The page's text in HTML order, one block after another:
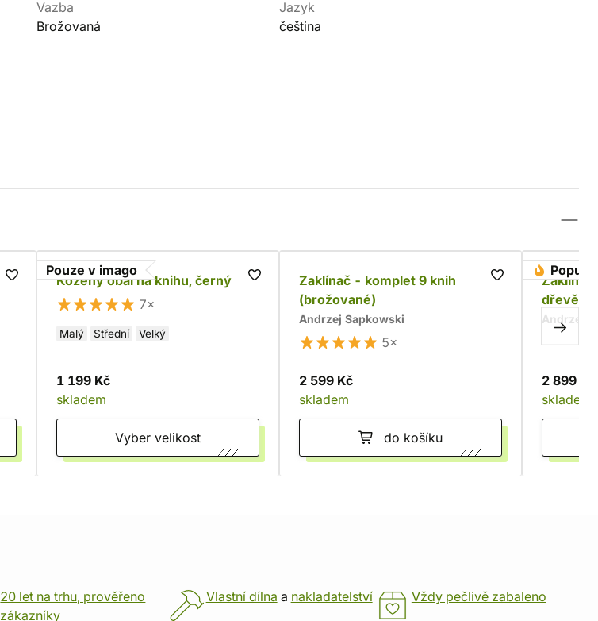
Vazba
Brožovaná
Jazyk
čeština
Pouze v imago
Kožený obal na knihu, černý
7×
Malý Střední Velký
1 199 Kč
skladem
Vyber velikost
Zaklínač - komplet 9 knih
(brožované)
Andrzej Sapkowski
5×
2 599 Kč
skladem
do košíku
Andrzej
2 899 Kč
skladem
20 let na trhu, prověřeno
zákazníky
Vlastní dílna a nakladatelství Vždy pečlivě zabaleno